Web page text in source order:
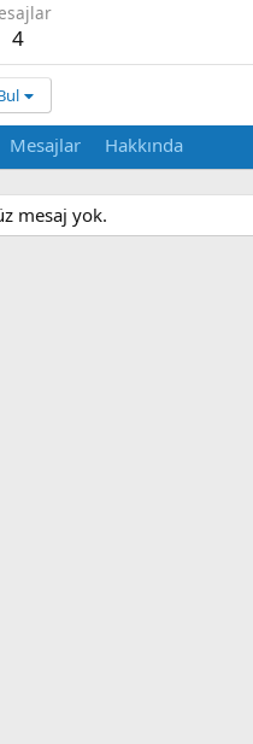
4
Mesajlar Hakkında
mesaj yok.